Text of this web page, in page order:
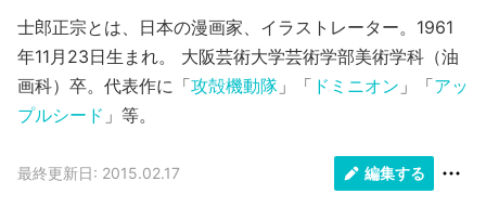
士郎正宗とは、日本の漫画家、イラストレーター。1961
年11月23日生まれ。 大阪芸術大学芸術学部美術学科（油
画科）卒。代表作に「攻殻機動隊 」「 ドミニオン 」「アッ
プルシード 」等。
最終更新日: 2015.02.17 編集する